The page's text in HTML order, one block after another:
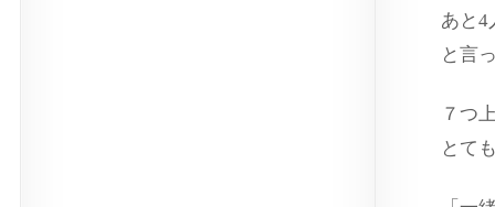
あと4
と言
７つ
とて